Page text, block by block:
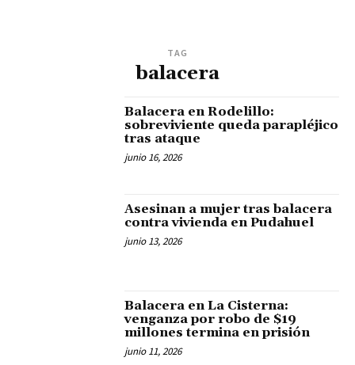
TAG
balacera
Balacera en Rodelillo:
sobreviviente queda parapléjico
tras ataque
junio 16, 2026
Asesinan a mujer tras balacera
contra vivienda en Pudahuel
junio 13, 2026
Balacera en La Cisterna:
venganza por robo de $19
millones termina en prisión
junio 11, 2026